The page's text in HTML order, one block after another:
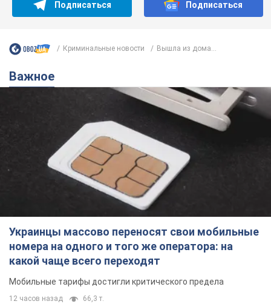
Подписаться Подписаться
Криминальные новости Вышла из дома...
Важное
Украинцы массово переносят свои мобильные
номера на одного и того же оператора: на
какой чаще всего переходят
Мобильные тарифы достигли критического предела
12 часов назад 66,3 т.